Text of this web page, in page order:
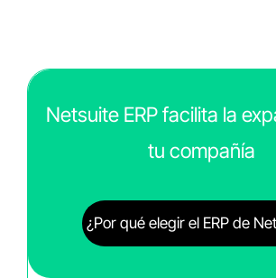
Netsuite ERP facilita la
tu compañía
¿Por qué elegir el ERP de